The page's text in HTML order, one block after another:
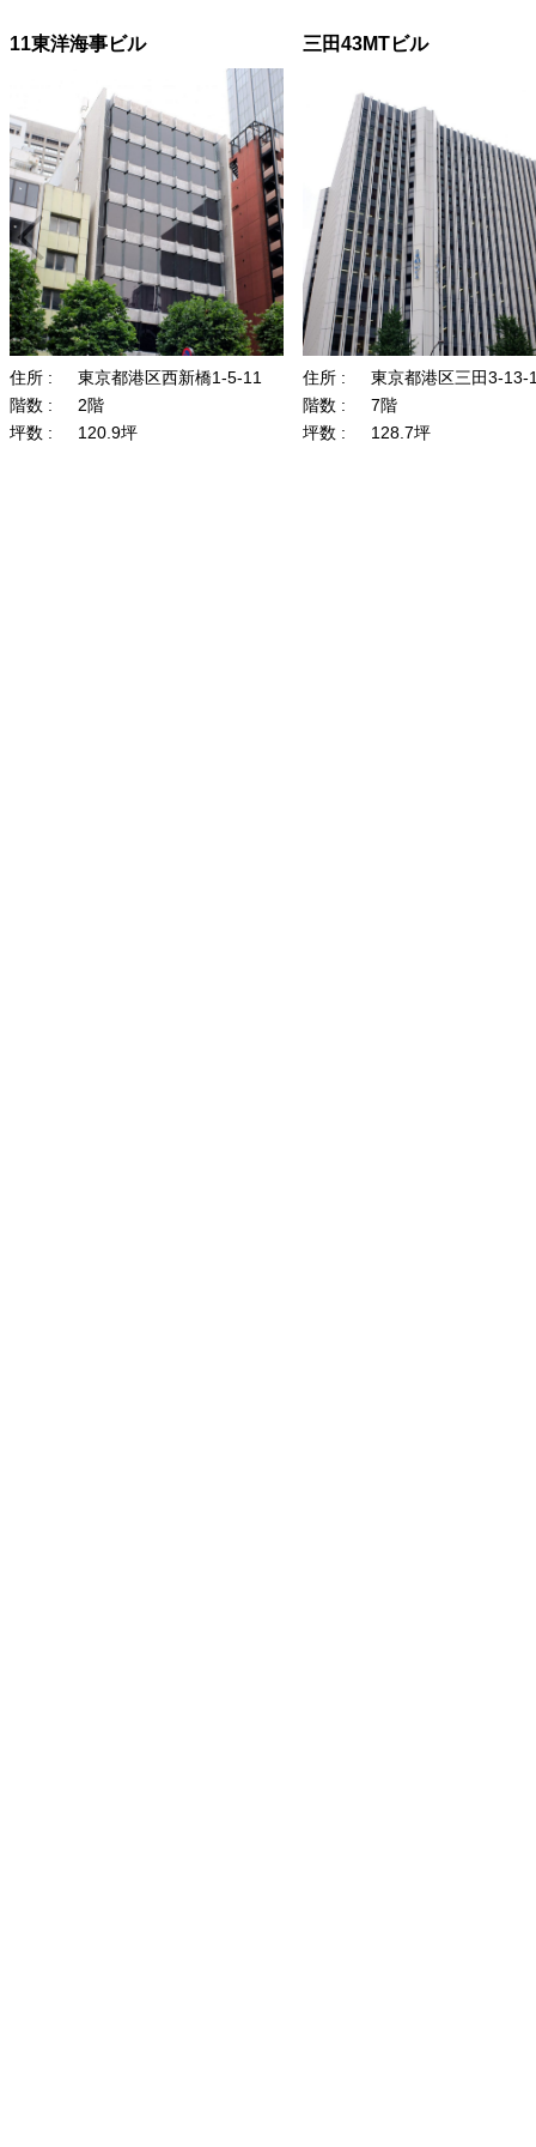
11東洋海事ビル
住所 :
東京都港区西新橋1-5-11
階数 :
2階
坪数 :
120.9坪
三田43MTビル
住所 :
東京都港区三田3-13-
階数 :
7階
坪数 :
128.7坪